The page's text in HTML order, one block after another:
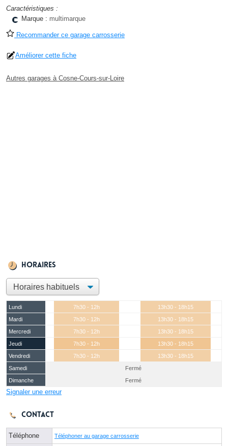
Caractéristiques :
Marque : multimarque
Recommander ce garage carrosserie
Améliorer cette fiche
Autres garages à Cosne-Cours-sur-Loire
Horaires
Lundi 7h30 - 12h
13h30 - 18h15
Mardi
7h30 - 12h
13h30 - 18h15
Mercredi
7h30 - 12h
13h30 - 18h15
Jeudi
7h30 - 12h
13h30 - 18h15
Vendredi
7h30 - 12h
13h30 - 18h15
Samedi
Fermé
Dimanche
Fermé
Signaler une erreur
Contact
Téléphone Téléphoner au garage carrosserie